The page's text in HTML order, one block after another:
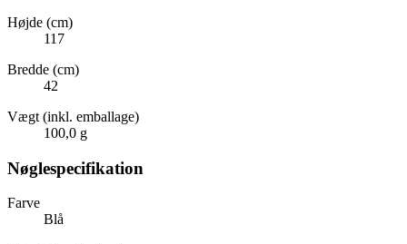
Højde (cm)
117
Bredde (cm)
42
Vægt (inkl. emballage)
100,0 g
Nøglespecifikation
Farve
Blå